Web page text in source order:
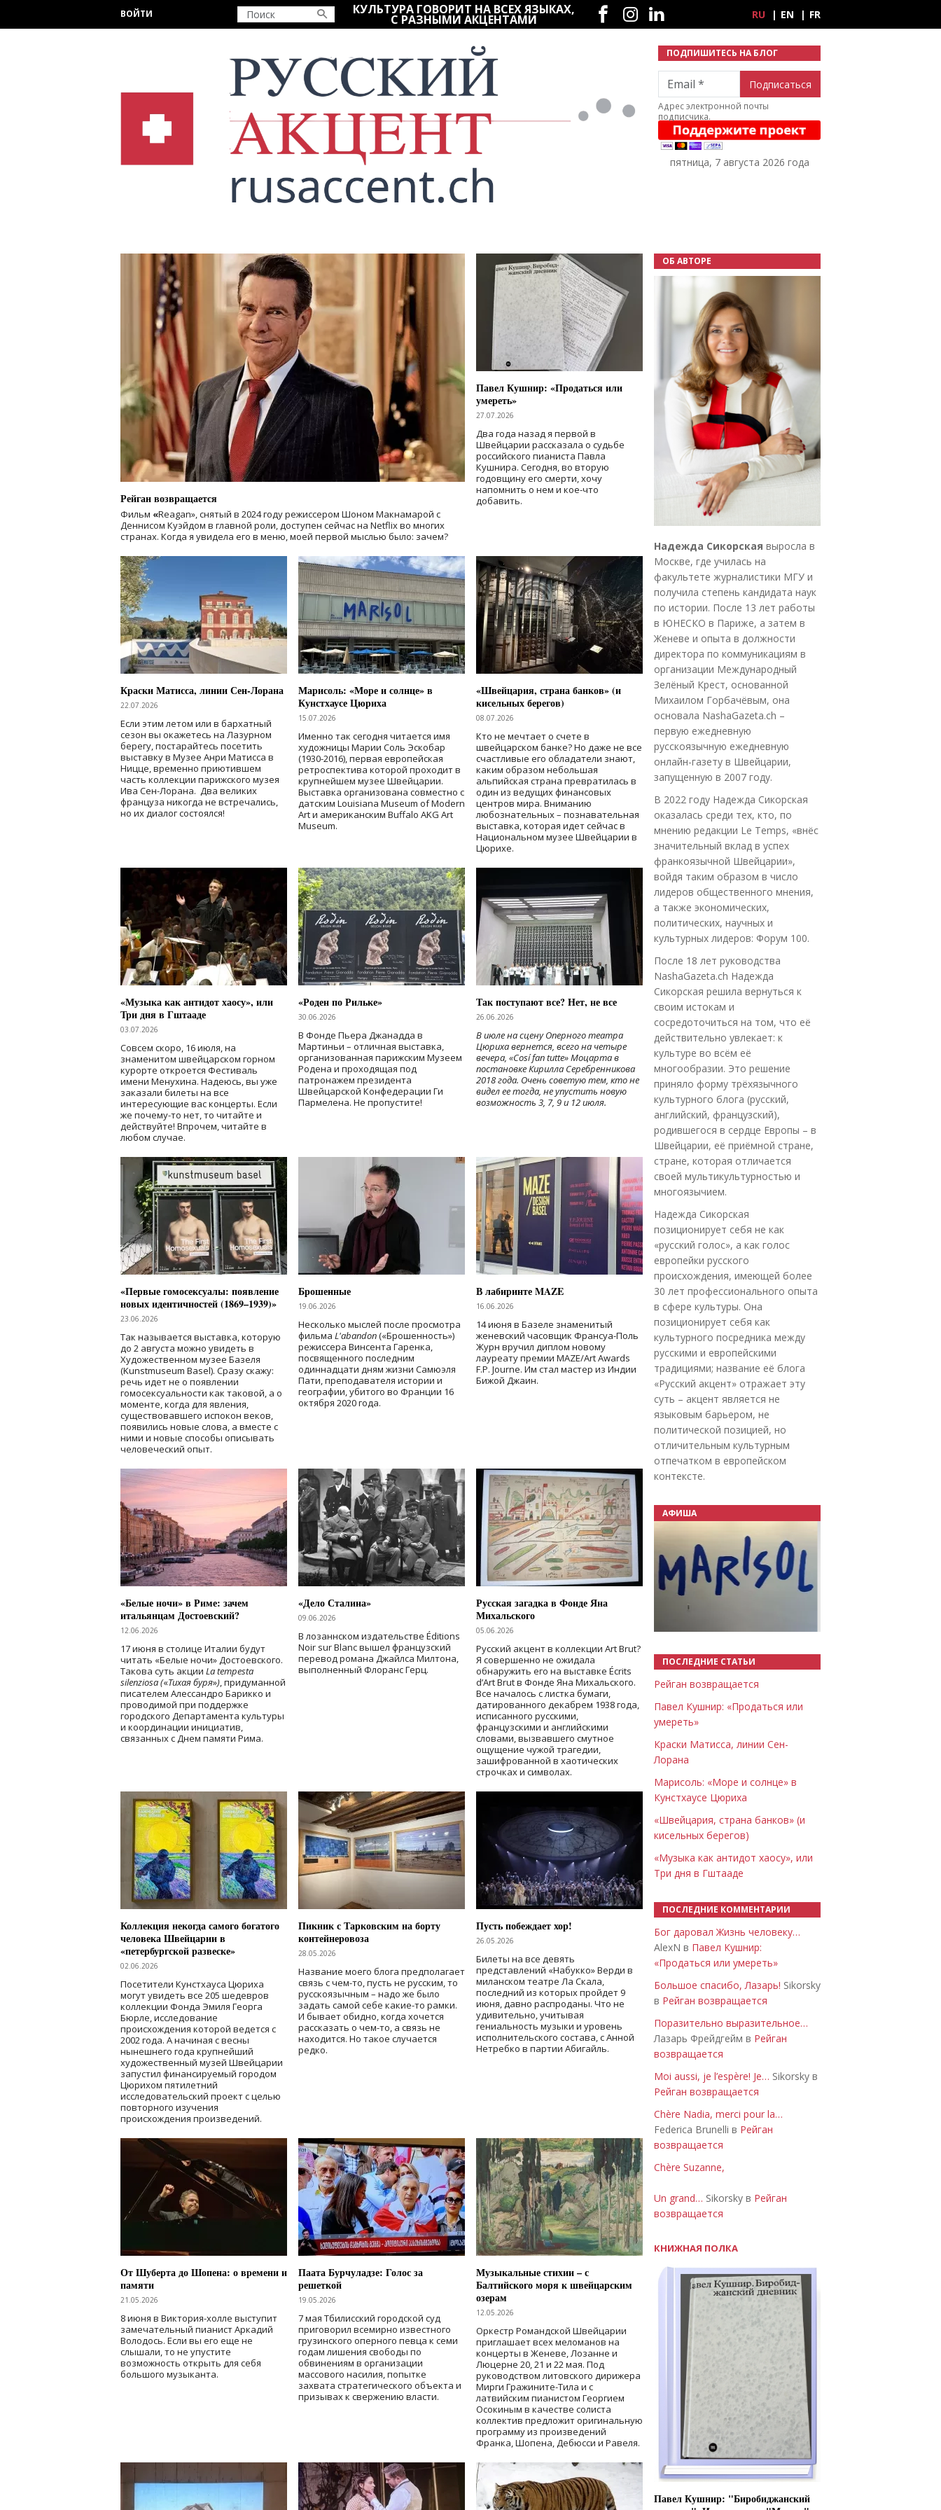
ВОЙТИ КУЛЬТУРА ГОВОРИТ НА ВСЕХ ЯЗЫКАХ,
С РАЗНЫМИ АКЦЕНТАМИ
Социальные сети
RU EN FR
ПОДПИШИТЕСЬ НА БЛОГ
Email
Адрес электронной почты
подписчика.
пятница, 7 августа 2026 года
Рейган возвращается
Фильм «Reagan», снятый в 2024 годурежиссером Шоном Макнамарой с
Деннисом Куэйдом в главной роли, доступен сейчас на Netflix во многих
странах. Когда я увидела его в меню, моей первой мыслью было: зачем?
Павел Кушнир: «Продаться или
умереть»
27.07.2026
Два года назад я первой в
Швейцарии рассказала о судьбе
российского пианиста Павла
Кушнира. Сегодня, во вторую
годовщину его смерти, хочу
напомнить о нем и кое-что
добавить.
Краски Матисса, линии Сен-Лорана
22.07.2026
Если этим летом или в бархатный
сезон вы окажетесь на Лазурном
берегу, постарайтесь посетить
выставку в Музее Анри Матисса в
Ницце, временно приютившем
часть коллекции парижского музея
Ива Сен-Лорана. Два великих
француза никогда не встречались,
но их диалог состоялся!
Марисоль: «Море и солнце» в
Кунстхаусе Цюриха
15.07.2026
Именно так сегодня читается имя
художницы Марии Соль Эскобар
(1930-2016), первая европейская
ретроспектива которой проходит в
крупнейшем музее Швейцарии.
Выставка организована совместно с
датским Louisiana Museum of Modern
Art и американским Buffalo AKG Art
Museum.
«Швейцария, страна банков» (и
кисельных берегов)
08.07.2026
Кто не мечтает о счете в
швейцарском банке? Но даже не все
счастливые его обладатели знают,
каким образом небольшая
альпийская страна превратилась в
один из ведущих финансовых
центров мира. Вниманию
любознательных – познавательная
выставка, которая идет сейчас в
Национальном музее Швейцарии в
Цюрихе.
«Музыка как антидот хаосу», или
Три дня в Гштааде
03.07.2026
Совсем скоро, 16 июля, на
знаменитом швейцарском горном
курорте откроется Фестиваль
имени Менухина. Надеюсь, вы уже
заказали билеты на все
интересующие вас концерты. Если
же почему-то нет, то читайте и
действуйте! Впрочем, читайте в
любом случае.
«Роден по Рильке»
30.06.2026
В Фонде Пьера Джанадда в
Мартиньи – отличная выставка,
организованная парижским Музеем
Родена и проходящая под
патронажем президента
Швейцарской Конфедерации Ги
Пармелена. Не пропустите!
Так поступают все? Нет, не все
26.06.2026
В июле на сцену Оперного театра
Цюриха вернется, всего на четыре
вечера, «Cosí fan tutte» Моцарта в
постановке Кирилла Серебренникова
2018 года. Очень советую тем, кто не
видел ее тогда, не упустить новую
возможность 3, 7, 9 и 12 июля.
«Первые гомосексуалы: появление
новых идентичностей (1869–1939)»
23.06.2026
Так называется выставка, которую
до 2 августа можно увидеть в
Художественном музее Базеля
(Kunstmuseum Basel). Сразу скажу:
речь идет не о появлении
гомосексуальности как таковой, а о
моменте, когда для явления,
существовавшего испокон веков,
появились новые слова, а вместе с
ними и новые способы описывать
человеческий опыт.
Брошенные
19.06.2026
Несколько мыслей после просмотра
фильма L'abandon(«Брошенность»)
режиссера Винсента Гаренка,
посвященного последним
одиннадцати дням жизни Самюэля
Пати, преподавателя истории и
географии, убитого во Франции 16
октября 2020 года.
В лабиринте MAZE
16.06.2026
14 июня в Базеле знаменитый
женевский часовщик Франсуа-Поль
Журн вручил диплом новому
лауреату премии MAZE/Art Awards
F.P. Journe. Им стал мастер из Индии
Бижой Джаин.
«Белые ночи» в Риме: зачем
итальянцам Достоевский?
12.06.2026
17 июня в столице Италии будут
читать «Белые ночи» Достоевского.
Такова суть акции La tempesta
silenziosa («Тихая буря»), придуманной
писателем Алессандро Барикко и
проводимой при поддержке
городского Департамента культуры
и координации инициатив,
связанных с Днем памяти Рима.
«Дело Сталина»
09.06.2026
В лозаннском издательстве Éditions
Noir sur Blanc вышел французский
перевод романа Джайлса Милтона,
выполненный Флоранс Герц.
Русская загадка в Фонде Яна
Михальского
05.06.2026
Русский акцент в коллекции Art Brut?
Я совершенно не ожидала
обнаружить его на выставке Écrits
d’Art Brut в Фонде Яна Михальского.
Все началось с листка бумаги,
датированного декабрем 1938 года,
исписанного русскими,
французскими и английскими
словами, вызвавшего смутное
ощущение чужой трагедии,
зашифрованной в хаотических
строчках и символах.
Коллекция некогда самого богатого
человека Швейцарии в
«петербургской развеске»
02.06.2026
Посетители Кунстхауса Цюриха
могут увидеть все 205 шедевров
коллекции Фонда Эмиля Георга
Бюрле, исследование
происхождения которой ведется с
2002 года. А начиная с весны
нынешнего года крупнейший
художественный музей Швейцарии
запустил финансируемый городом
Цюрихом пятилетний
исследовательский проект с целью
повторного изучения
происхождения произведений.
Пикник с Тарковским на борту
контейнеровоза
28.05.2026
Название моего блога предполагает
связь с чем-то, пусть не русским, то
русскоязычным – надо же было
задать самой себе какие-то рамки.
И бывает обидно, когда хочется
рассказать о чем-то, а связь не
находится. Но такое случается
редко.
Пусть побеждает хор!
26.05.2026
Билеты на все девять
представлений «Набукко» Верди в
миланском театре Ла Скала,
последний из которых пройдет 9
июня, давно распроданы. Что не
удивительно, учитывая
гениальность музыки и уровень
исполнительского состава, с Анной
Нетребко в партии Абигайль.
От Шуберта до Шопена: о времени и
памяти
21.05.2026
8 июня в Виктория-холле выступит
замечательный пианист Аркадий
Володось. Если вы его еще не
слышали, то не упустите
возможность открыть для себя
большого музыканта.
Паата Бурчуладзе: Голос за
решеткой
19.05.2026
7 мая Тбилисский городской суд
приговорил всемирно известного
грузинского оперного певца к семи
годам лишения свободы по
обвинениям в организации
массового насилия, попытке
захвата стратегического объекта и
призывах к свержению власти.
Музыкальные стихии – с
Балтийского моря к швейцарским
озерам
12.05.2026
Оркестр Романдской Швейцарии
приглашает всех меломанов на
концерты в Женеве, Лозанне и
Люцерне 20, 21 и 22 мая. Под
руководством литовского дирижера
Мирги Гражините-Тила и с
латвийским пианистом Георгием
Осокиным в качестве солиста
коллектив предложит оригинальную
программу из произведений
Франка, Шопена, Дебюсси и Равеля.
ОБ АВТОРЕ
Надежда Сикорская выросла в
Москве, где училась на
факультете журналистики МГУ и
получила степень кандидата наук
по истории. После 13 лет работы
в ЮНЕСКО в Париже, а затем в
Женеве и опыта в должности
директора по коммуникациям в
организации Международный
Зелёный Крест, основанной
Михаилом Горбачёвым, она
основала NashaGazeta.ch –
первую ежедневную
русскоязычную ежедневную
онлайн-газету в Швейцарии,
запущенную в 2007 году.
В 2022 году Надежда Сикорская
оказалась среди тех, кто, по
мнению редакции Le Temps, «внёс
значительный вклад в успех
франкоязычной Швейцарии»,
войдя таким образом в число
лидеров общественного мнения,
а также экономических,
политических, научных и
культурных лидеров: Форум 100.
После 18 лет руководства
NashaGazeta.ch Надежда
Сикорская решила вернуться к
своим истокам и
сосредоточиться на том, что её
действительно увлекает: к
культуре во всём её
многообразии. Это решение
приняло форму трёхязычного
культурного блога (русский,
английский, французский),
родившегося в сердце Европы – в
Швейцарии, её приёмной стране,
стране, которая отличается
своей мультикультурностью и
многоязычием.
Надежда Сикорская
позиционирует себя не как
«русский голос», а как голос
европейки русского
происхождения, имеющей более
30 лет профессионального опыта
в сфере культуры. Она
позиционирует себя как
культурного посредника между
русскими и европейскими
традициями; название её блога
«Русский акцент» отражает эту
суть – акцент является не
языковым барьером, не
политической позицией, но
отличительным культурным
отпечатком в европейском
контексте.
АФИША
ПОСЛЕДНИЕ СТАТЬИ
Рейган возвращается
Павел Кушнир: «Продаться или
умереть»
Краски Матисса, линии Сен-
Лорана
Марисоль: «Море и солнце» в
Кунстхаусе Цюриха
«Швейцария, страна банков» (и
кисельных берегов)
«Музыка как антидот хаосу», или
Три дня в Гштааде
ПОСЛЕДНИЕ КОММЕНТАРИИ
Бог даровал Жизнь человеку…
AlexN в Павел Кушнир:
«Продаться или умереть»
Большое спасибо, Лазарь! Sikorsky
в Рейган возвращается
Поразительно выразительное…
Лазарь Фрейдгейм в Рейган
возвращается
Moi aussi, je l’espère! Je… Sikorsky в
Рейган возвращается
Chère Nadia, merci pour la…
Federica Brunelli в Рейган
возвращается
Chère Suzanne,
Un grand… Sikorsky в Рейган
возвращается
КНИЖНАЯ ПОЛКА
Павел Кушнир: "Биробиджанский